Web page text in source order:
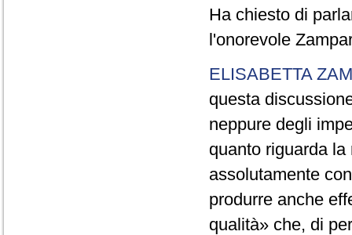
Ha chiesto di
l'onorevole
ELISABETTA
questa
neppure degli
quanto riguarda
assolutamente
produrre anche
qualità» che, di